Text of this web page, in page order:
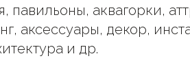
павильоны, аквагорки,
аксессуары, декор,
и др.